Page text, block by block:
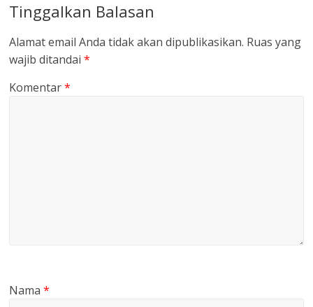
Tinggalkan Balasan
Alamat email Anda tidak akan dipublikasikan. Ruas yang
wajib ditandai*
Komentar*
Nama*